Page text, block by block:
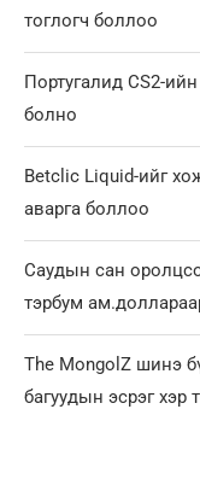
тоглогч боллоо
Португалид CS2-
болно
Betclic Liquid-ийг
аварга боллоо
Саудын сан
тэрбум
The MongolZ шинэ
багуудын эсрэг хэр